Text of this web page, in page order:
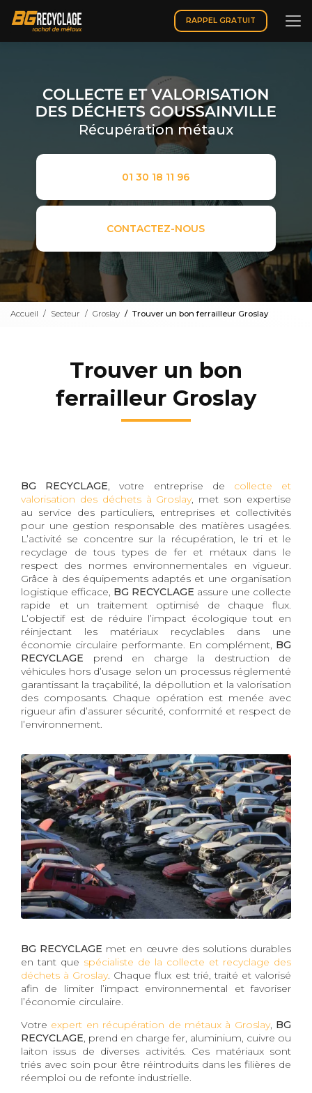
contenu
principal
RAPPEL GRATUIT
Récupération métaux
01 30 18 11 96
CONTACTEZ-NOUS
Accueil Secteur Groslay Trouver un bon ferrailleur Groslay
Trouver un bon
ferrailleur Groslay
BG RECYCLAGE, votre entreprise de collecte et
valorisation des déchets à Groslay, met son expertise
au service des particuliers, entreprises et collectivités
pour une gestion responsable des matières usagées.
L’activité se concentre sur la récupération, le tri et le
recyclage de tous types de fer et métaux dans le
respect des normes environnementales en vigueur.
Grâce à des équipements adaptés et une organisation
logistique efficace, BG RECYCLAGE assure une collecte
rapide et un traitement optimisé de chaque flux.
L’objectif est de réduire l’impact écologique tout en
réinjectant les matériaux recyclables dans une
économie circulaire performante. En complément, BG
RECYCLAGE prend en charge la destruction de
véhicules hors d’usage selon un processus réglementé
garantissant la traçabilité, la dépollution et la valorisation
des composants. Chaque opération est menée avec
rigueur afin d’assurer sécurité, conformité et respect de
l’environnement.
BG RECYCLAGE met en œuvre des solutions durables
en tant que spécialiste de la collecte et recyclage des
déchets à Groslay. Chaque flux est trié, traité et valorisé
afin de limiter l’impact environnemental et favoriser
l’économie circulaire.
Votre expert en récupération de métaux à Groslay, BG
RECYCLAGE, prend en charge fer, aluminium, cuivre ou
laiton issus de diverses activités. Ces matériaux sont
triés avec soin pour être réintroduits dans les filières de
réemploi ou de refonte industrielle.